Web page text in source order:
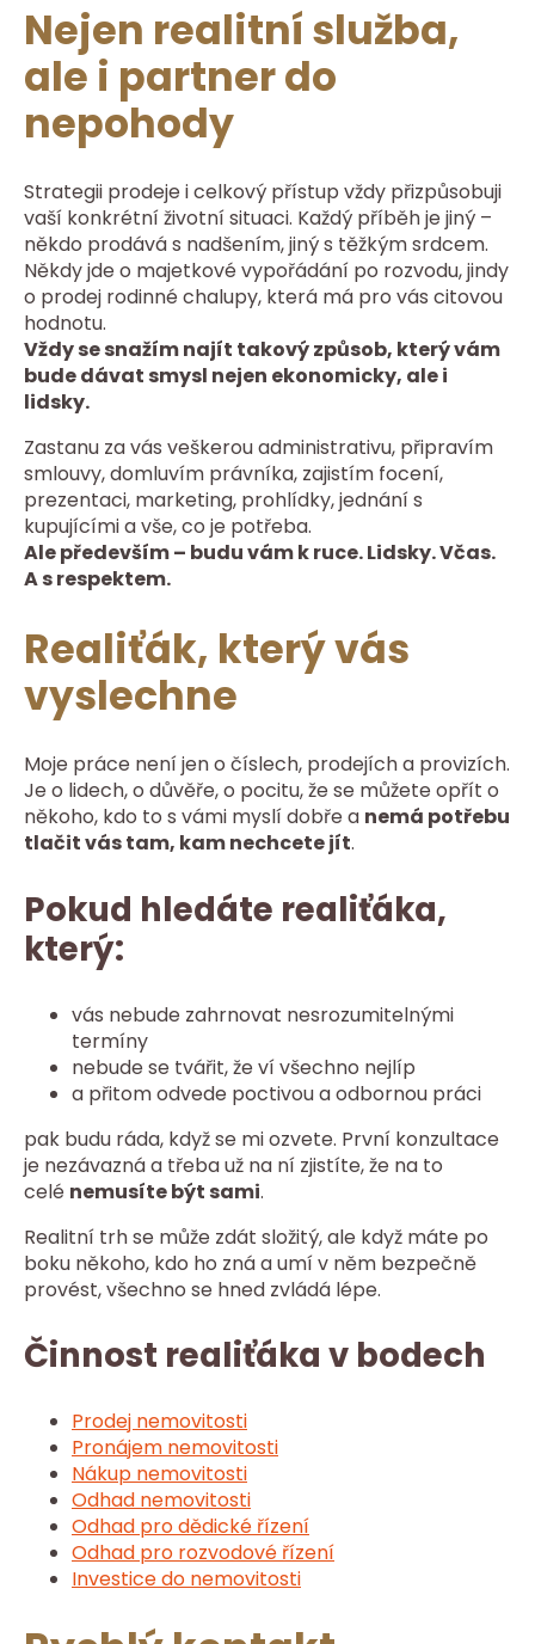
Nejen realitní služba,
ale i partner do
nepohody
Strategii prodeje i celkový přístup vždy přizpůsobuji
vaší konkrétní životní situaci. Každý příběh je jiný –
někdo prodává s nadšením, jiný s těžkým srdcem.
Někdy jde o majetkové vypořádání po rozvodu, jindy
o prodej rodinné chalupy, která má pro vás citovou
hodnotu.
Vždy se snažím najít takový způsob, který vám
bude dávat smysl nejen ekonomicky, ale i
lidsky.
Zastanu za vás veškerou administrativu, připravím
smlouvy, domluvím právníka, zajistím focení,
prezentaci, marketing, prohlídky, jednání s
kupujícími a vše, co je potřeba.
Ale především – budu vám k ruce. Lidsky. Včas.
A s respektem.
Realiťák, který vás
vyslechne
Moje práce není jen o číslech, prodejích a provizích.
Je o lidech, o důvěře, o pocitu, že se můžete opřít o
někoho, kdo to s vámi myslí dobře a nemá potřebu
tlačit vás tam, kam nechcete jít.
Pokud hledáte realiťáka,
který:
vás nebude zahrnovat nesrozumitelnými
termíny
nebude se tvářit, že ví všechno nejlíp
a přitom odvede poctivou a odbornou práci
pak budu ráda, když se mi ozvete. První konzultace
je nezávazná a třeba už na ní zjistíte, že na to
celé nemusíte být sami.
Realitní trh se může zdát složitý, ale když máte po
boku někoho, kdo ho zná a umí v něm bezpečně
provést, všechno se hned zvládá lépe.
Činnost realiťáka v bodech
Prodej nemovitosti
Pronájem nemovitosti
Nákup nemovitosti
Odhad nemovitosti
Odhad pro dědické řízení
Odhad pro rozvodové řízení
Investice do nemovitosti